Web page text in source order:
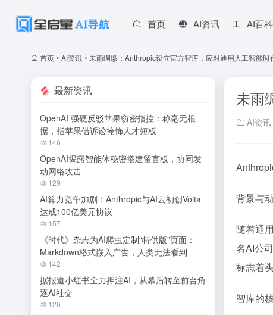
首页 AI资讯 AI百科
首页 • AI资讯 • 未雨绸缪：Anthropic设立官方智库，应对通用人工智能时
未雨
AI资讯
背景与
随着通
名AI公
标志着
智库的
最新资讯
OpenAI 强硬反驳苹果窃密指控：称毫无根
据，指苹果借诉讼掩饰人才短板
146
OpenAI揭露智能体秘密搭建留言板，协同发
动网络攻击
129
AI算力竞争加剧：Anthropic与AI云初创Volta
达成100亿美元协议
157
《时代》杂志为AI爬虫定制“特供版”页面：
Markdown格式嵌入广告，人类无法看到
142
据报道小红书全力押注AI，从幕后转至前台角
逐AI社交
126